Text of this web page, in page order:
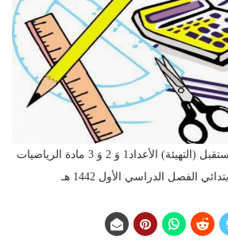
النسخ من عين لبوابة المستقبل (التهيئة) الأعداد1 وَ 2 وَ 3 مادة الرياضيات
الفصل الدراسي الأول 1442 هـ